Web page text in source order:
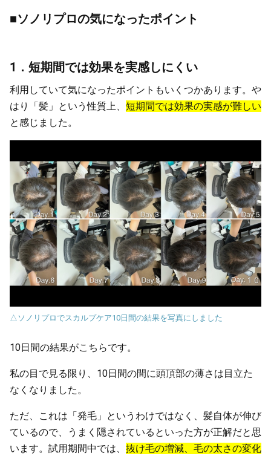
■ソノリプロの気になったポイント
1．短期間では効果を実感しにくい
利用していて気になったポイントもいくつかあります。や
はり「髪」という性質上、 短期間では効果の実感が難しい
と感じました。
△ソノリプロでスカルプケア10日間の結果を写真にしました
10日間の結果がこちらです。
私の目で見る限り、10日間の間に頭頂部の薄さは目立た
なくなりました。
ただ、これは「発毛」というわけではなく、髪自体が伸び
ているので、うまく隠されているといった方が正解だと思
います。試用期間中では、 抜け毛の増減、毛の太さの変化